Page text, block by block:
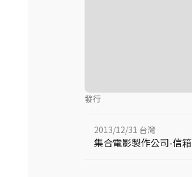
發行
2013/12/31 台灣
集合電影製作公司-信箱